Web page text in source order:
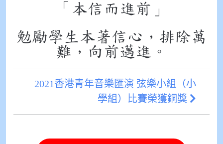
「本信而進前」
勉勵學生本著信心，排除萬
難，向前邁進。
2021香港青年音樂匯演 弦樂小組（小
學組）比賽榮獲銅獎